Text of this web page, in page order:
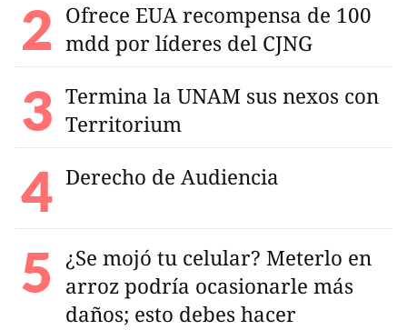
Ofrece EUA recompensa de 100
mdd por líderes del CJNG
Termina la UNAM sus nexos con
Territorium
Derecho de Audiencia
¿Se mojó tu celular? Meterlo en
arroz podría ocasionarle más
daños; esto debes hacer